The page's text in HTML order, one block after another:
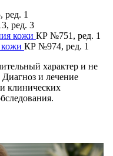
1
ред. 3
кожи КР №751, ред. 1
кожи КР №974, ред. 1
характер и не
Диагноз и лечение
клинических